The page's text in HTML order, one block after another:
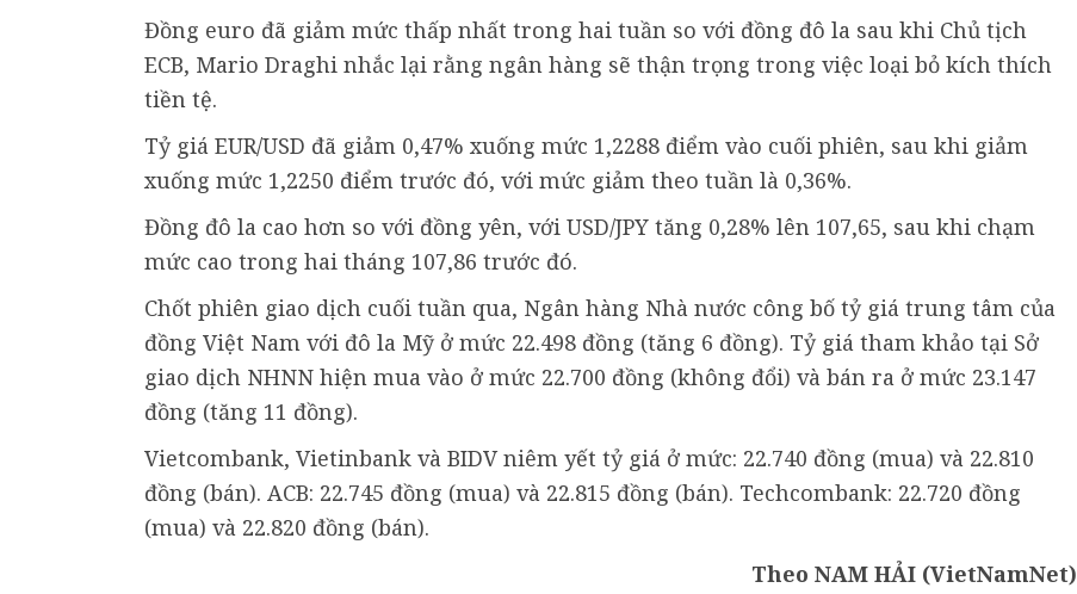
Đồng euro đã giảm mức thấp nhất trong hai tuần so với đồng đô la sau khi Chủ tịch
ECB, Mario Draghi nhắc lại rằng ngân hàng sẽ thận trọng trong việc loại bỏ kích thích
tiền tệ.
Tỷ giá EUR/USD đã giảm 0,47% xuống mức 1,2288 điểm vào cuối phiên, sau khi giảm
xuống mức 1,2250 điểm trước đó, với mức giảm theo tuần là 0,36%.
Đồng đô la cao hơn so với đồng yên, với USD/JPY tăng 0,28% lên 107,65, sau khi chạm
mức cao trong hai tháng 107,86 trước đó.
Chốt phiên giao dịch cuối tuần qua, Ngân hàng Nhà nước công bố tỷ giá trung tâm của
đồng Việt Nam với đô la Mỹ ở mức 22.498 đồng (tăng 6 đồng). Tỷ giá tham khảo tại Sở
giao dịch NHNN hiện mua vào ở mức 22.700 đồng (không đổi) và bán ra ở mức 23.147
đồng (tăng 11 đồng).
Vietcombank, Vietinbank và BIDV niêm yết tỷ giá ở mức: 22.740 đồng (mua) và 22.810
đồng (bán). ACB: 22.745 đồng (mua) và 22.815 đồng (bán). Techcombank: 22.720 đồng
(mua) và 22.820 đồng (bán).
Theo NAM HẢI (VietNamNet)